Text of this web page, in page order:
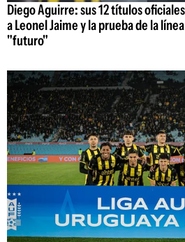
Diego Aguirre: sus 12 títulos
a Leonel Jaime y la prueba de la
"futuro"